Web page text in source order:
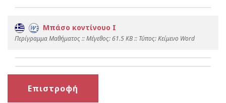
Μπάσο κοντίνουο I
Περίγραμμα Μαθήματος :: Mέγεθος: 61.5 KB :: Τύπος: Kείμενο Word
Επιστροφή